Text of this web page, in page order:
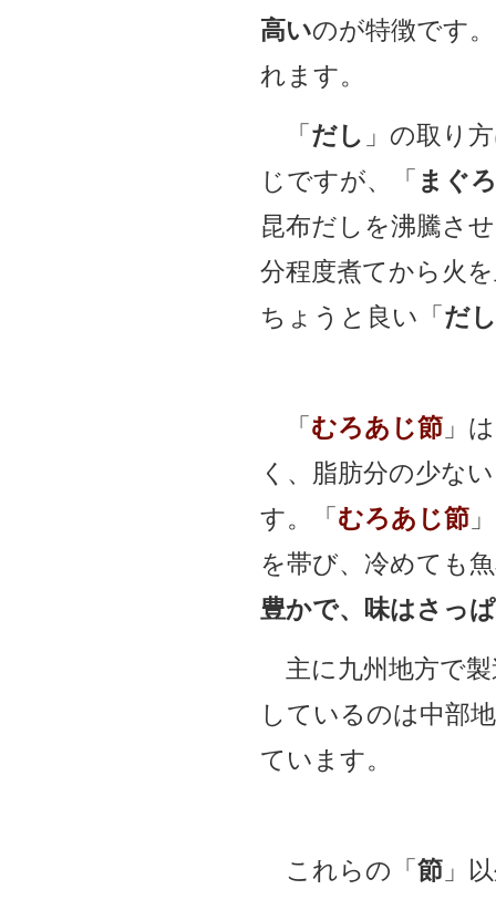
高いのが特徴です
れます。
「だし 」の取り
じですが、「 まぐ
昆布だしを沸騰さ
分程度煮てから火
ちょうと良い「だし
「むろあじ節 」
く、脂肪分の少な
す。
「むろあじ節
を帯び、冷めても
豊かで、味はさっ
主に九州地方で
しているのは中部
ています。
これらの「節 」